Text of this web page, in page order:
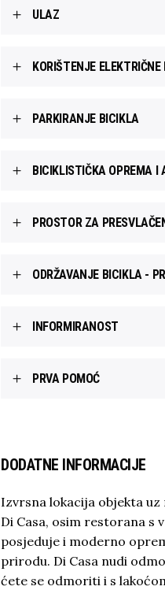
ULAZ
KORIŠTENJE ELEKTRIČNE
PARKIRANJE BICIKLA
BICIKLISTIČKA OPREMA I
PROSTOR ZA
ODRŽAVANJE BICIKLA -
INFORMIRANOST
PRVA POMOĆ
DODATNE INFORMACIJE
Izvrsna lokacija objekta
Di Casa, osim restorana s
posjeduje i moderno
prirodu. Di Casa nudi
ćete se odmoriti i s